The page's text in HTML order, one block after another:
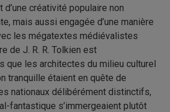
créativité populaire non
mais aussi engagée d’une manière
les mégatextes médiévalistes
de J. R. R. Tolkien est
que les architectes du milieu culturel
tranquille étaient en quête de
nationaux délibérément distinctifs,
fantastique s’immergeaient plutôt